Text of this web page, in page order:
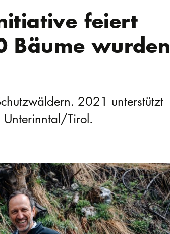
feiert
Bäume wurden
2021 unterstützt
Unterinntal/Tirol.